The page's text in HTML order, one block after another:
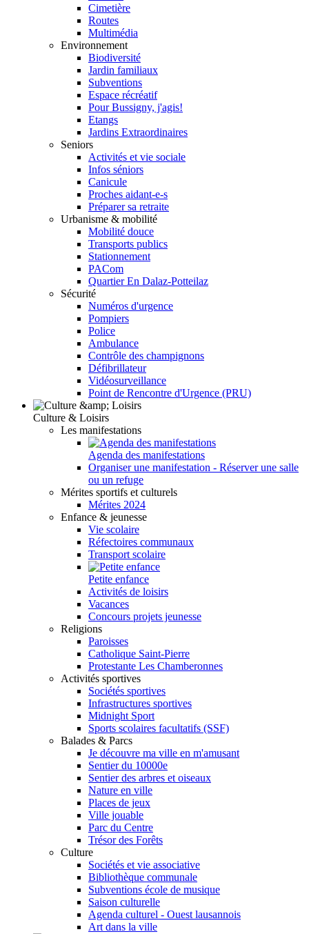
Cimetière
Routes
Multimédia
Environnement
Biodiversité
Jardin familiaux
Subventions
Espace récréatif
Pour Bussigny, j'agis!
Etangs
Jardins Extraordinaires
Seniors
Activités et vie sociale
Infos séniors
Canicule
Proches aidant-e-s
Préparer sa retraite
Urbanisme & mobilité
Mobilité douce
Transports publics
Stationnement
PACom
Quartier En Dalaz-Potteilaz
Sécurité
Numéros d'urgence
Pompiers
Police
Ambulance
Contrôle des champignons
Défibrillateur
Vidéosurveillance
Point de Rencontre d'Urgence (PRU)
Culture & Loisirs
Les manifestations
Agenda des manifestations
Organiser une manifestation - Réserver une salle
ou un refuge
Mérites sportifs et culturels
Mérites 2024
Enfance & jeunesse
Vie scolaire
Réfectoires communaux
Transport scolaire
Petite enfance
Activités de loisirs
Vacances
Concours projets jeunesse
Religions
Paroisses
Catholique Saint-Pierre
Protestante Les Chamberonnes
Activités sportives
Sociétés sportives
Infrastructures sportives
Midnight Sport
Sports scolaires facultatifs (SSF)
Balades & Parcs
Je découvre ma ville en m'amusant
Sentier du 10000e
Sentier des arbres et oiseaux
Nature en ville
Places de jeux
Ville jouable
Parc du Centre
Trésor des Forêts
Culture
Sociétés et vie associative
Bibliothèque communale
Subventions école de musique
Saison culturelle
Agenda culturel - Ouest lausannois
Art dans la ville